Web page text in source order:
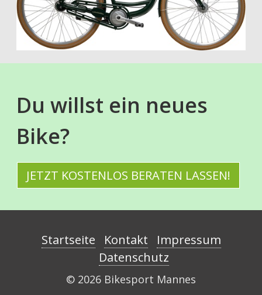
Du willst ein neues
Bike?
JETZT KOSTENLOS BERATEN LASSEN!
Startseite Kontakt
Impressum
Datenschutz
© 2026 Bikesport Mannes